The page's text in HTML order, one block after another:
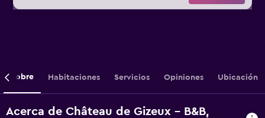
Sobre Habitaciones Servicios Opiniones Ubicación
Acerca de Château de Gizeux - B&B,